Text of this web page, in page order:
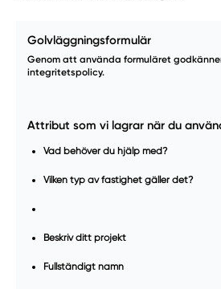
Golvläggningsformulär
Genom att använda formuläret
integritetspolicy.
Attribut som vi lagrar när du
Vad behöver du hjälp med?
Vilken typ av fastighet gäller det?
Beskriv ditt projekt
Fullständigt namn